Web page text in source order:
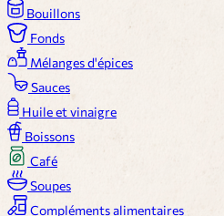
Bouillons
Fonds
Mélanges d'épices
Sauces
Huile et vinaigre
Boissons
Café
Soupes
Compléments alimentaires